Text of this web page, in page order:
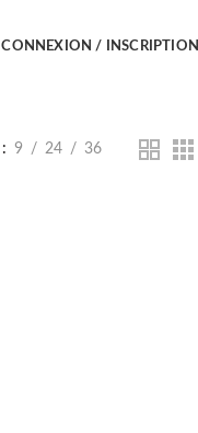
CONNEXION / INSCRIPTION
9 24 36